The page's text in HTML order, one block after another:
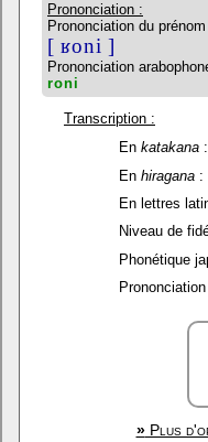
Prononciation :
Prononciation du
[ ʁoni ]
Prononciation
roni
Transcription :
En katakana:
En hiragana:
En lettres
Niveau de
Phonétique
»Plus